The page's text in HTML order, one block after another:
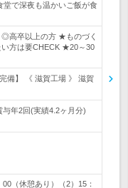
で深夜も温かいご飯が食
◎高卒以上の方 ★ものづく
い方は要CHECK ★20～30
備】 《 滋賀工場 》 滋賀
与年2回(実績4.2ヶ月分)
（休憩あり）（2）15：